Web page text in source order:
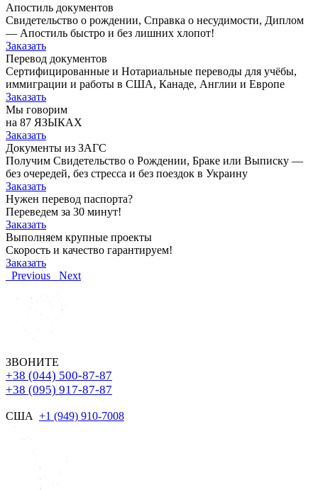
Апостиль документов
Свидетельство о рождении, Справка о несудимости, Диплом
— Апостиль быстро и без лишних хлопот!
Заказать
Перевод документов
Сертифицированные и Нотариальные переводы для учёбы,
иммиграции и работы в США, Канаде, Англии и Европе
Заказать
Мы говорим
на 87 ЯЗЫКАХ
Заказать
Документы из ЗАГС
Получим Свидетельство о Рождении, Браке или Выписку —
без очередей, без стресса и без поездок в Украину
Заказать
Нужен перевод паспорта?
Переведем за 30 минут!
Заказать
Выполняем крупные проекты
Скорость и качество гарантируем!
Заказать
Previous
Next
ЗВОНИТЕ
+38 (044) 500-87-87
+38 (095) 917-87-87
США +1 (949) 910-7008